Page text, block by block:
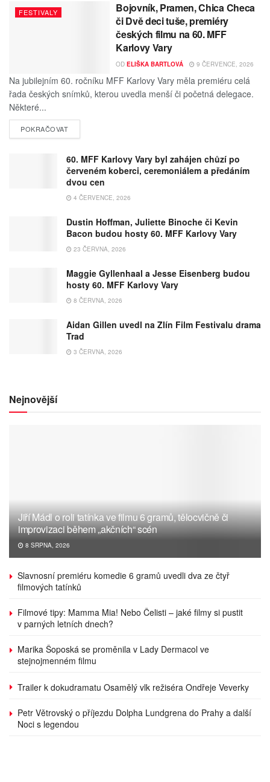
FESTIVALY
Bojovník, Pramen, Chica Checa
či Dvě deci tuše, premiéry
českých filmu na 60. MFF
Karlovy Vary
OD ELIŠKA BARTLOVÁ 9 ČERVENCE, 2026
Na jubilejním 60. ročníku MFF Karlovy Vary měla premiéru celá
řada českých snímků, kterou uvedla menší či početná delegace.
Některé...
POKRAČOVAT
60. MFF Karlovy Vary byl zahájen chůzí po
červeném koberci, ceremoniálem a předáním
dvou cen
4 ČERVENCE, 2026
Dustin Hoffman, Juliette Binoche či Kevin
Bacon budou hosty 60. MFF Karlovy Vary
23 ČERVNA, 2026
Maggie Gyllenhaal a Jesse Eisenberg budou
hosty 60. MFF Karlovy Vary
8 ČERVNA, 2026
Aidan Gillen uvedl na Zlín Film Festivalu drama
Trad
3 ČERVNA, 2026
Nejnovější
Jiří Mádl o roli tatínka ve filmu 6 gramů, tělocvičně či
improvizaci během „akčních“ scén
8 SRPNA, 2026
Slavnosní premiéru komedie 6 gramů uvedli dva ze čtyř
filmových tatínků
Filmové tipy: Mamma Mia! Nebo Čelisti – jaké filmy si pustit
v parných letních dnech?
Marika Šoposká se proměnila v Lady Dermacol ve
stejnojmenném filmu
Trailer k dokudramatu Osamělý vlk režiséra Ondřeje Veverky
Petr Větrovský o příjezdu Dolpha Lundgrena do Prahy a další
Noci s legendou